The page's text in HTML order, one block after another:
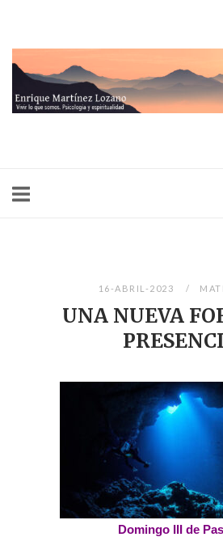
contenido
16-ABRIL-2023
UNA NUEVA
Domingo III de